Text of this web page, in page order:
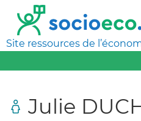
Site ressources de
Julie